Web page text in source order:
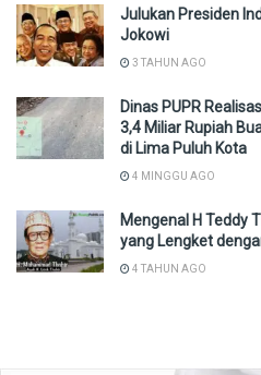
Julukan Presiden
Jokowi
3 TAHUN AGO
Dinas PUPR
3,4 Miliar Rupiah
di Lima Puluh Kota
4 MINGGU AGO
Mengenal H Teddy
yang Lengket
4 TAHUN AGO